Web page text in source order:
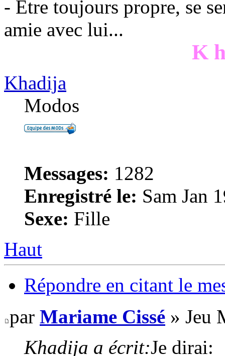
- Etre toujours propre, se
amie avec lui...
K
Khadija
Modos
Messages: 1282
Enregistré le: Sam Jan
Sexe: Fille
Haut
Répondre en citant le
par Mariame Cissé » Jeu
Khadija a écrit:Je dirai: